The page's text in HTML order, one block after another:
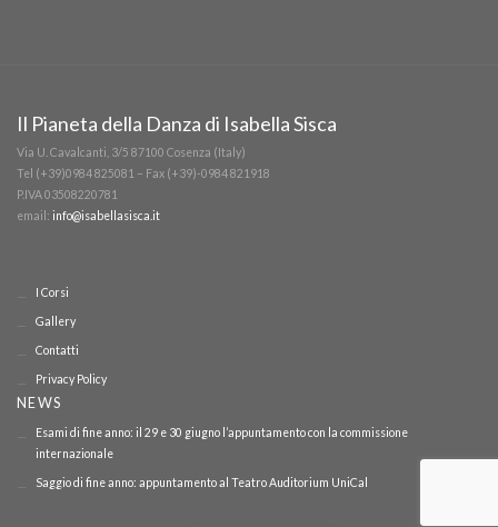
Il Pianeta della Danza di Isabella Sisca
Via U. Cavalcanti, 3/5 87100 Cosenza (Italy)
Tel (+39)0984 825081 – Fax (+39)-0984 821918
P.IVA 03508220781
email: info@isabellasisca.it
I Corsi
Gallery
Contatti
Privacy Policy
NEWS
Esami di fine anno: il 29 e 30 giugno l’appuntamento con la commissione
internazionale
Saggio di fine anno: appuntamento al Teatro Auditorium UniCal